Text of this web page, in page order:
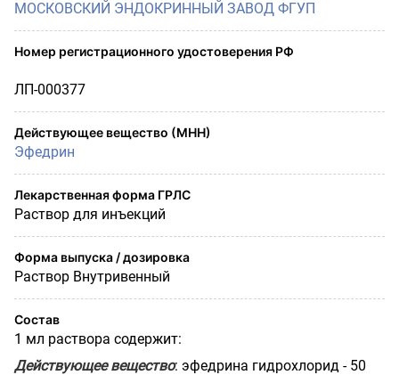
МОСКОВСКИЙ ЭНДОКРИННЫЙ ЗАВОД ФГУП
Номер регистрационного удостоверения РФ
ЛП-000377
Действующее вещество (МНН)
Эфедрин
Лекарственная форма ГРЛС
Раствор для инъекций
Форма выпуска / дозировка
Раствор Внутривенный
Состав
1 мл раствора содержит:
Действующее вещество: эфедрина гидрохлорид - 50